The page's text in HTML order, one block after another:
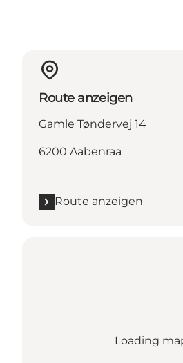
Route anzeigen
Gamle Tøndervej 14
6200 Aabenraa
Route anzeigen
Loading